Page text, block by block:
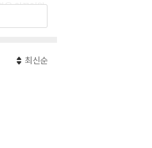
을 이끌어왔
라우스 슈밥
최신순